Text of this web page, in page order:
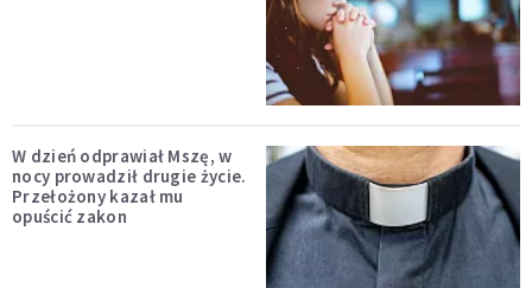
W dzień odprawiał Mszę, w
nocy prowadził drugie życie.
Przełożony kazał mu
opuścić zakon